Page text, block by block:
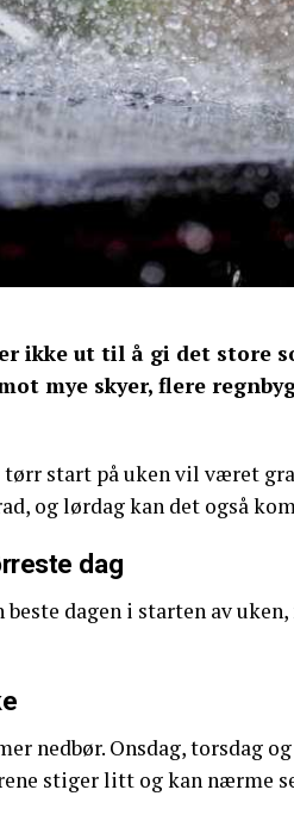
ikke ut til å gi det store
mye skyer, flere
start på uken vil været
og lørdag kan det også
dag
dagen i starten av
nedbør. Onsdag, torsdag
stiger litt og kan nærme